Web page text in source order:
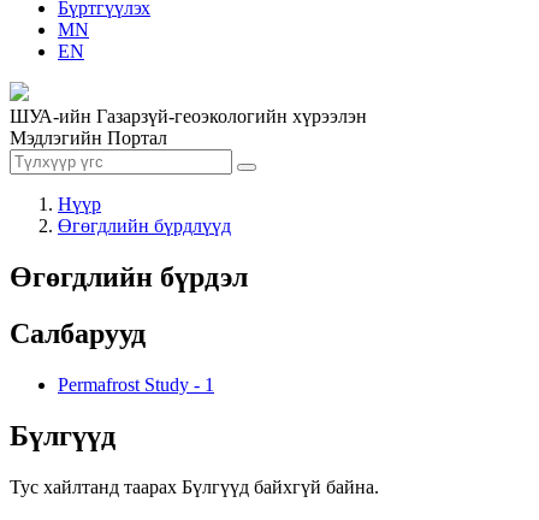
Бүртгүүлэх
MN
EN
ШУА-ийн Газарзүй-геоэкологийн хүрээлэн
Мэдлэгийн Портал
Нүүр
Өгөгдлийн бүрдлүүд
Өгөгдлийн бүрдэл
Салбарууд
Permafrost Study - 1
Бүлгүүд
Тус хайлтанд таарах Бүлгүүд байхгүй байна.